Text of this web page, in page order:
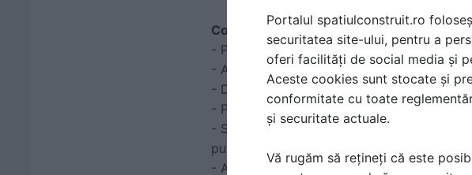
Componentele sistemului Multipor:
- Placile termoizolante, incombustibile
- Adezivul mineral usor, incombustibil
- Dibluri (daca este cazul), 1 diblu per placa
- Plasa de armare
- Sistemul include cateva componente
punct de vedere al aplicarii si al manoperei.
- Astfel, adezivul mineral Multipor se
Portalul spatiulconstruit.ro
securitatea site-ului, pentru a
oferi facilități de social media și
Aceste cookies sunt stocate și
conformitate cu toate
și securitate actuale.
Vă rugăm să rețineți că este